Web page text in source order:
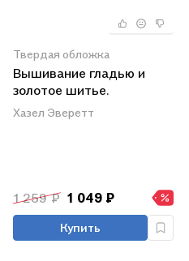
Твердая обложка
Вышивание гладью и
золотое шитье.
Портреты природы
Хазел Эверетт
1 259 ₽ 1 049 ₽
Купить